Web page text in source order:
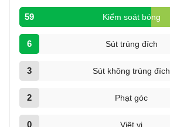
59 Kiểm soát bóng
6 Sút trúng đích
3 Sút không trúng đích
2 Phạt góc
0 Việt vị